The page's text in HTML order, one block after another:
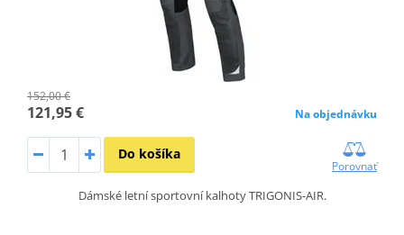
152,00 €
121,95 € Na objednávku
Do košíka
Porovnať
Dámské letní sportovní kalhoty TRIGONIS-AIR.